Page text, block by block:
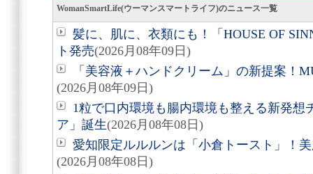
WomanSmartLife(ウーマンスマートライフ)のニュース一覧
髪に、肌に、衣類にも！「HOUSE OF
ト発売(2026月08年09日)
「美容液＋ハンドクリーム」の新提案！
(2026月08年09日)
1粒で口内環境も腸内環境も整える新発想
ア」誕生(2026月08年08日)
愛知限定ルルルンは「小倉トースト」！
(2026月08年08日)